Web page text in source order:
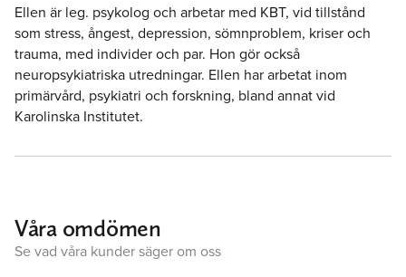
Ellen är leg. psykolog och arbetar med KBT, vid tillstånd
som stress, ångest, depression, sömnproblem, kriser och
trauma, med individer och par. Hon gör också
neuropsykiatriska utredningar. Ellen har arbetat inom
primärvård, psykiatri och forskning, bland annat vid
Karolinska Institutet.
Våra omdömen
Se vad våra kunder säger om oss